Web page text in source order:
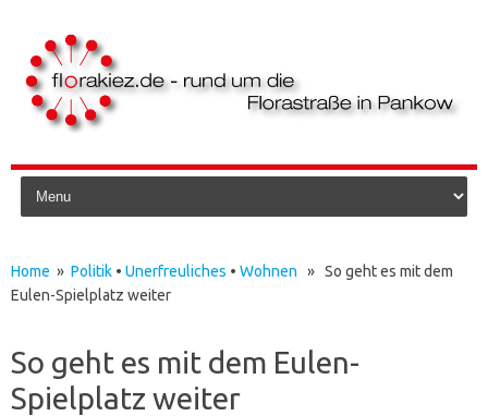
Skip to content
Home » Politik • Unerfreuliches • Wohnen » So geht es mit dem
Eulen-Spielplatz weiter
So geht es mit dem Eulen-
Spielplatz weiter